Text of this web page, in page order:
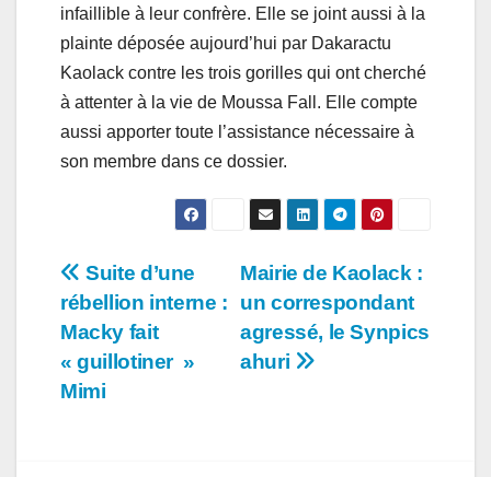
infaillible à leur confrère. Elle se joint aussi à la
plainte déposée aujourd’hui par Dakaractu
Kaolack contre les trois gorilles qui ont cherché
à attenter à la vie de Moussa Fall. Elle compte
aussi apporter toute l’assistance nécessaire à
son membre dans ce dossier.
Navigation
de
l’article
Mairie de Kaolack :
un correspondant
agressé, le Synpics
ahuri
Suite d’une
rébellion interne :
Macky fait
« guillotiner »
Mimi